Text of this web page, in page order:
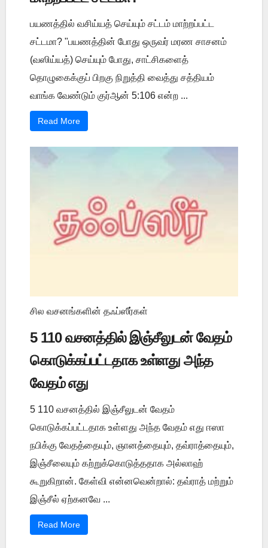
பயணத்தில் வசிய்யத் செய்யும் சட்டம் மாற்றப்பட்ட
சட்டமா? "பயணத்தின் போது ஒருவர் மரண சாசனம்
(வஸிய்யத்) செய்யும் போது, சாட்சிகளைத்
தொழுகைக்குப் பிறகு நிறுத்தி வைத்து சத்தியம்
வாங்க வேண்டும் குர்ஆன் 5:106 என்ற ...
Read More
சில வசனங்களின் தஃப்ஸீர்கள்
5 110 வசனத்தில் இஞ்சீலுடன் வேதம்
கொடுக்கப்பட்டதாக உள்ளது அந்த
வேதம் எது
5 110 வசனத்தில் இஞ்சீலுடன் வேதம்
கொடுக்கப்பட்டதாக உள்ளது அந்த வேதம் எது ஈஸா
நபிக்கு வேதத்தையும், ஞானத்தையும், தவ்ராத்தையும்,
இஞ்சீலையும் கற்றுக்கொடுத்ததாக அல்லாஹ்
கூறுகிறான். கேள்வி என்னவென்றால்: தவ்ராத் மற்றும்
இஞ்சீல் ஏற்கனவே ...
Read More